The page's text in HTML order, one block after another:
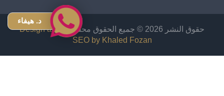
حقوق النشر 2026 © جميع الحقوق محفوظة
Design and
SEO by Khaled Fozan
د. هيفاء